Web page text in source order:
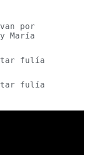
por
María
fulía
fulía